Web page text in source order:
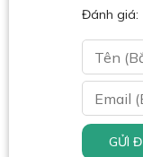
Đánh giá:
GỬI